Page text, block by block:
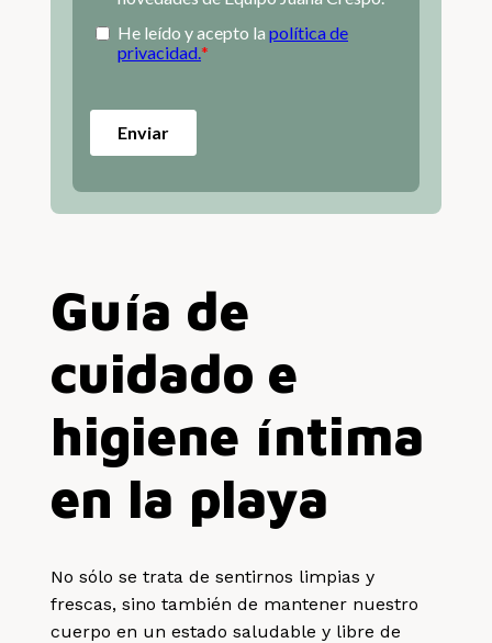
Guía de
cuidado e
higiene íntima
en la playa
No sólo se trata de sentirnos limpias y
frescas, sino también de mantener nuestro
cuerpo en un estado saludable y libre de